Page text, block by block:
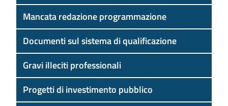
Mancata redazione programmazione
Documenti sul sistema di qualificazione
Gravi illeciti professionali
Progetti di investimento pubblico